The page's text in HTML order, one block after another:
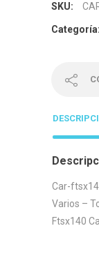
SKU:
Categoría:
Car-
Varios –
Ftsx140